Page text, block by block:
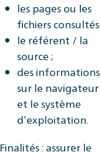
les pages ou les
fichiers consultés
le référent / la
source ;
des informations
sur le navigateur
et le système
d’exploitation.
Finalités : assurer le